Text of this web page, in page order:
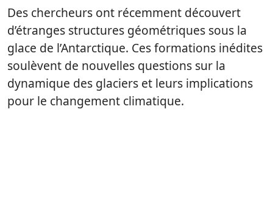
Des chercheurs ont récemment découvert
d’étranges structures géométriques sous la
glace de l’Antarctique. Ces formations inédites
soulèvent de nouvelles questions sur la
dynamique des glaciers et leurs implications
pour le changement climatique.